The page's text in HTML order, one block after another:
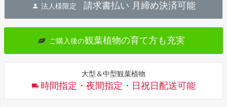
へ
法人様限定 請求書払い 月締め決済可能
ご購入後の観葉植物の育て方も充実
大型＆中型観葉植物
時間指定・夜間指定・日祝日配送可能